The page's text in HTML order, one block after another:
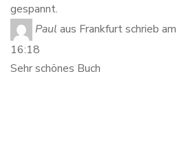
gespannt.
Paul aus Frankfurtschrieb am
16:18
Sehr schönes Buch